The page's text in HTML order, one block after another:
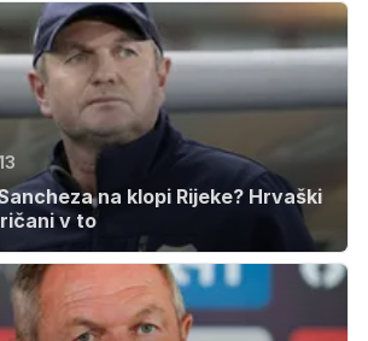
na klopi Rijeke? Hrvaški
v to